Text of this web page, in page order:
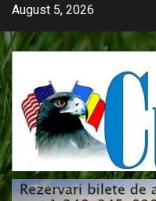
Skip
content
August 5, 2026